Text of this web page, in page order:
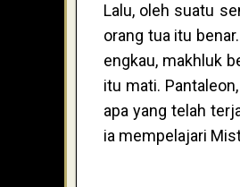
Lalu, oleh suatu
orang tua itu
engkau, makhluk
itu mati.
apa yang telah
ia mempelajari